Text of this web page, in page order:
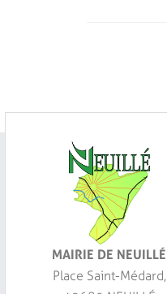
MAIRIE DE NEUILLÉ
Place Saint-Médard,